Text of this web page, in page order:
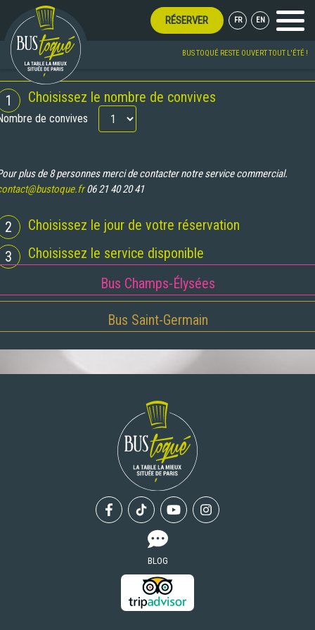
RÉSERVER FR EN Menu
BUS TOQUÉ RESTE OUVERT TOUT L'ÉTÉ !
RÉSERVATION
1 Choisissez le nombre de convives
de convives
plus de 8 personnes merci de contacter notre service commercial.
06 21 40 20 41
2
Choisissez le jour de votre réservation
3
Choisissez le service disponible
Bus Champs-Élysées
Bus Saint-Germain
FacebookTiktok YoutubeInstagram
BLOG